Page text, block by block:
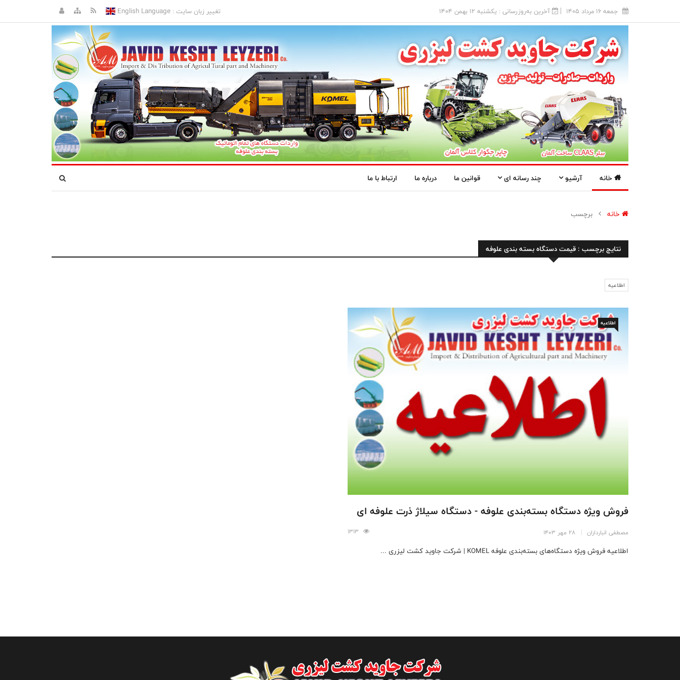
جمعه 16 مرداد 1405 آخرین به‌روزرسانی : يکشنبه 12 بهمن 1404 تغییر زبان سایت :English Language
خانه آرشیو چند رسانه ای قوانین ما درباره ما ارتباط با ما
خانه برچسب
نتایج برچسب : قیمت دستگاه بسته بندی علوفه
اطلاعیه
اطلاعیه
فروش ویژه دستگاه‌ بسته‌بندی علوفه - دستگاه سیلاژ ذرت علوفه ای
مصطفی انبارداران 28 مهر 1403
اطلاعیه فروش ویژه دستگاه‌های بسته‌بندی علوفه KOMEL | شرکت جاوید کشت لیزری ...